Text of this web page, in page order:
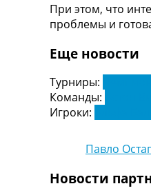
Categories
Главная
Конкурс
Логин
Правила
При этом, что
проблемы и
Еще новости
Турниры:
Команды:
Игроки:
Павло
Новости